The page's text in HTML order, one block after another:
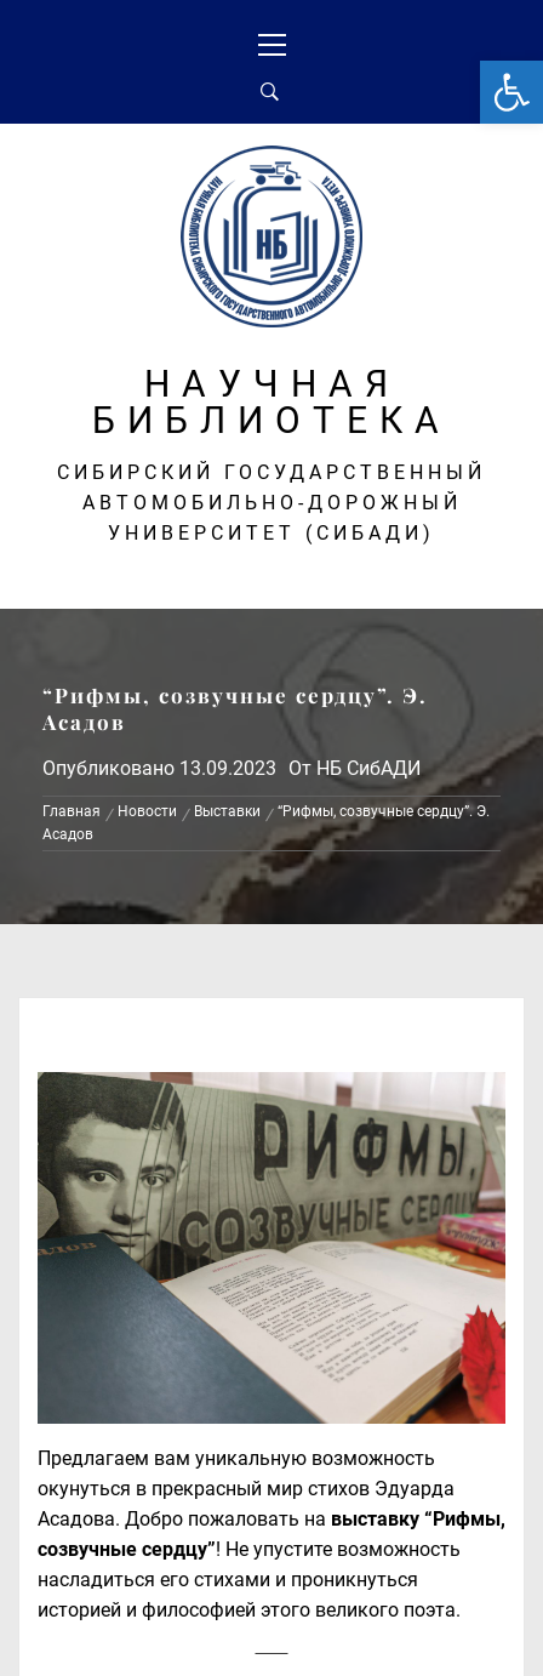
меню
НАУЧНАЯ
БИБЛИОТЕКА
СИБИРСКИЙ ГОСУДАРСТВЕННЫЙ
АВТОМОБИЛЬНО-ДОРОЖНЫЙ
УНИВЕРСИТЕТ (СИБАДИ)
“Рифмы, созвучные сердцу”. Э.
Асадов
Опубликовано 13.09.2023 От НБ СибАДИ
Главная Новости Выставки
“Рифмы, созвучные сердцу”. Э.
Асадов
Предлагаем вам уникальную возможность
окунуться в прекрасный мир стихов Эдуарда
Асадова. Добро пожаловать на выставку “Рифмы,
созвучные сердцу”! Не упустите возможность
насладиться его стихами и проникнуться
историей и философией этого великого поэта.